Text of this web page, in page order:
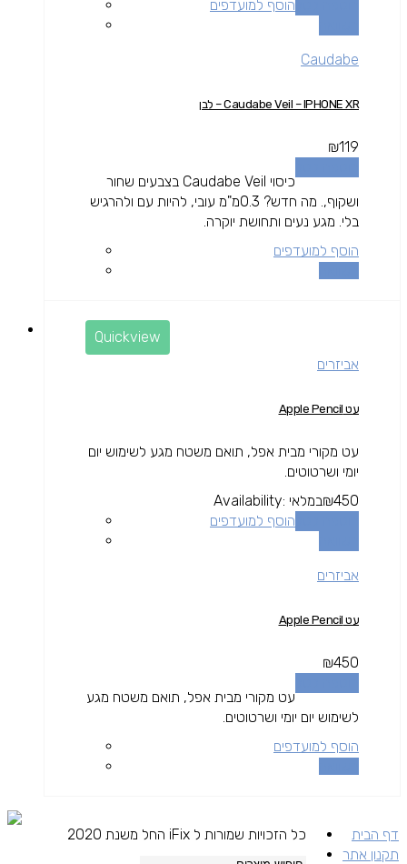
הוסף למועדפים
Caudabe
Caudabe Veil – IPHONE XR – לבן
₪119
כיסוי Caudabe Veil בצבעים שחור
ושקוף,. מה חדש? 0.3מ"מ עובי, להיות עם ולהרגיש
בלי. מגע נעים ותחושת יוקרה.
הוסף למועדפים
Quickview
אביזרים
עט Apple Pencil
עט מקורי מבית אפל, תואם משטח מגע לשימוש יום
יומי ושרטוטים.
₪450
Availability: במלאי
הוסף למועדפים
אביזרים
עט Apple Pencil
₪450
עט מקורי מבית אפל, תואם משטח מגע
לשימוש יום יומי ושרטוטים.
הוסף למועדפים
דף הבית
תקנון אתר
כל הזכויות שמורות ל iFix החל משנת 2020